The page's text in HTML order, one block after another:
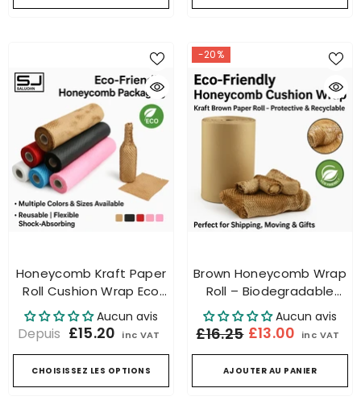
Honeycomb Kraft Paper
Roll Cushion Wrap Eco
Packing Recyclable Gift
Wrap
Aucun avis
Depuis £15.20 inc VAT
CHOISISSEZ LES OPTIONS
-20%
Brown Honeycomb Wrap
Roll – Biodegradable
Kraft Void Fill Packaging
Paper Eco
Aucun avis
£16.25 £13.00 inc VAT
AJOUTER AU PANIER